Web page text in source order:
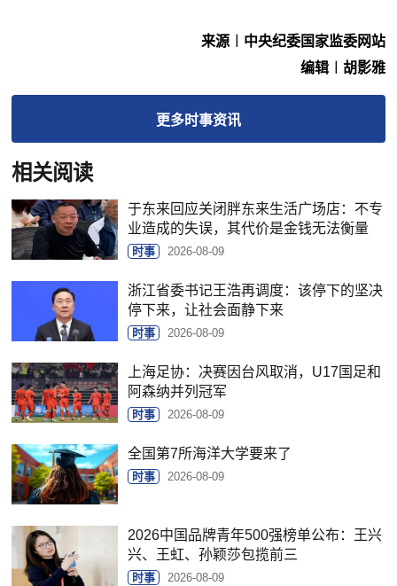
来源︱中央纪委国家监委网站
编辑︱胡影雅
更多时事资讯
相关阅读
于东来回应关闭胖东来生活广场店：不专
业造成的失误，其代价是金钱无法衡量
时事 2026-08-09
浙江省委书记王浩再调度：该停下的坚决
停下来，让社会面静下来
时事 2026-08-09
上海足协：决赛因台风取消，U17国足和
阿森纳并列冠军
时事 2026-08-09
全国第7所海洋大学要来了
时事 2026-08-09
2026中国品牌青年500强榜单公布：王兴
兴、王虹、孙颖莎包揽前三
时事 2026-08-09